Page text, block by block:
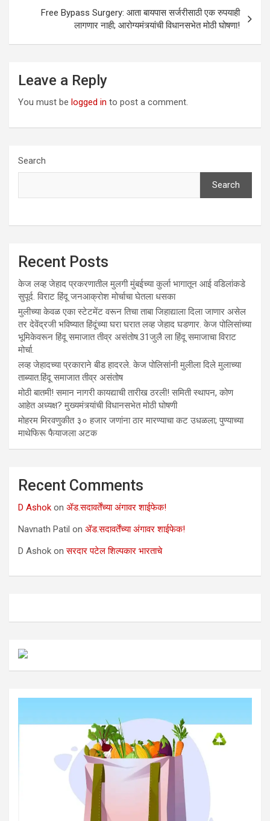
Free Bypass Surgery: आता बायपास सर्जरीसाठी एक रुपयाही
लागणार नाही; आरोग्यमंत्र्यांची विधानसभेत मोठी घोषणा!
Leave a Reply
You must be logged in to post a comment.
Search
Search
Recent Posts
केज लव्ह जेहाद प्रकरणातील मुलगी मुंबईच्या कुर्ला भागातून आई वडिलांकडे
सुपूर्द. विराट हिंदू जनआक्रोश मोर्चाचा घेतला धसका
मुलीच्या केवळ एका स्टेटमेंट वरून तिचा ताबा जिहाद्याला दिला जाणार असेल
तर देवेंद्रजी भविष्यात हिंदूंच्या घरा घरात लव्ह जेहाद घडणार. केज पोलिसांच्या
भूमिकेवरून हिंदू समाजात तीव्र असंतोष.31जुलै ला हिंदू समाजाचा विराट
मोर्चा.
लव्ह जेहादच्या प्रकाराने बीड हादरले. केज पोलिसांनी मुलीला दिले मुलाच्या
ताब्यात.हिंदू समाजात तीव्र असंतोष
मोठी बातमी! समान नागरी कायद्याची तारीख ठरली! समिती स्थापन, कोण
आहेत अध्यक्ष? मुख्यमंत्र्यांची विधानसभेत मोठी घोषणी
मोहरम मिरवणुकीत ३० हजार जणांना ठार मारण्‍याचा कट उधळला; पुण्‍याच्‍या
माथेफिरू फैयाजला अटक
Recent Comments
D Ashok on ॲड.सदावर्तेंच्या अंगावर शाईफेक!
Navnath Patil on ॲड.सदावर्तेंच्या अंगावर शाईफेक!
D Ashok onसरदार पटेल शिल्पकार भारताचे